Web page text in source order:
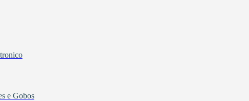
e Gobos